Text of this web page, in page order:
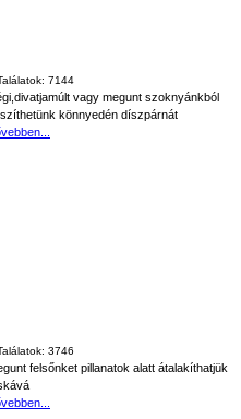
7144
vagy megunt szoknyánkból
könnyedén díszpárnát
3746
felsőnket pillanatok alatt átalakíthatjük